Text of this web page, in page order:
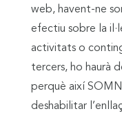
web, havent-ne
efectiu sobre la
activitats o
tercers, ho haurà
perquè així
deshabilitar